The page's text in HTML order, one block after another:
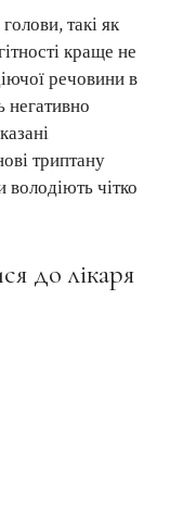
такі як
краще не
речовини в
негативно
триптану
володіють чітко
до лікаря